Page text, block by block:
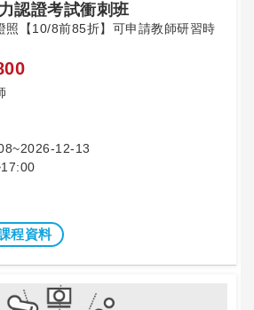
認證考試衝刺班
照【10/8前85折】可申請教師研習時
12-13
程資料